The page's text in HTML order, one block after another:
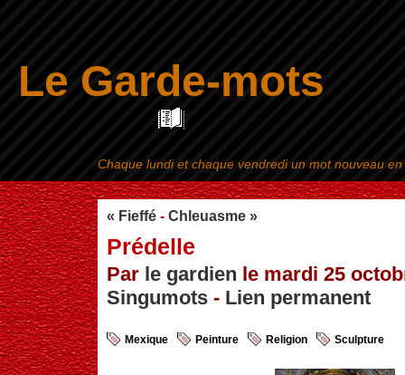
Le Garde-mots
Aller au contenu|
« Fieffé - Chleuasme »
Prédelle
Par le gardien le mardi 25
Singumots - Lien permanent
Mexique Peinture Religion Sculpture
Chaque lundi et chaque vendredi un mot nouveau